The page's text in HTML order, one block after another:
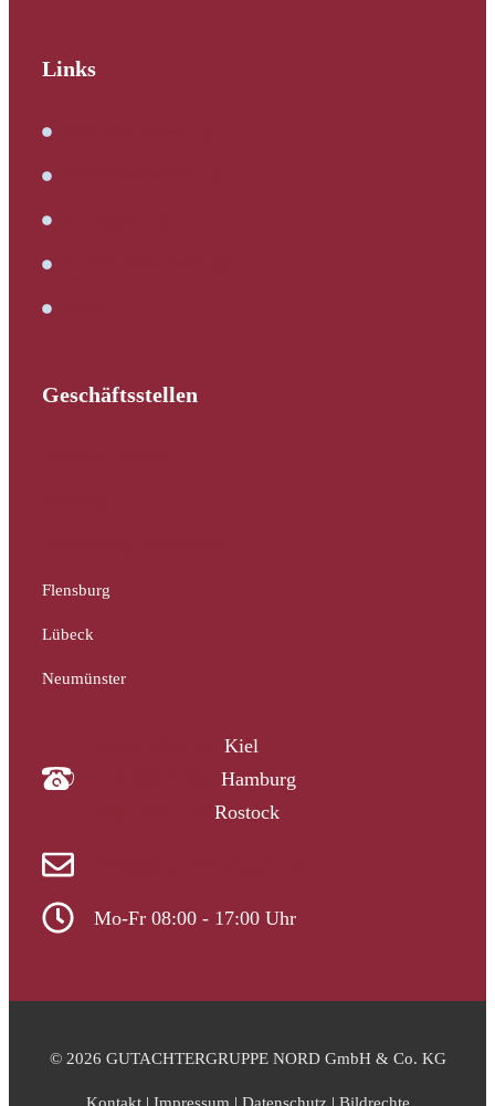
Links
Geschäftsstellen
Flensburg
Lübeck
Neumünster
Kiel
Hamburg
Rostock
Mo-Fr 08:00 - 17:00 Uhr
© 2026 GUTACHTERGRUPPE NORD GmbH & Co. KG